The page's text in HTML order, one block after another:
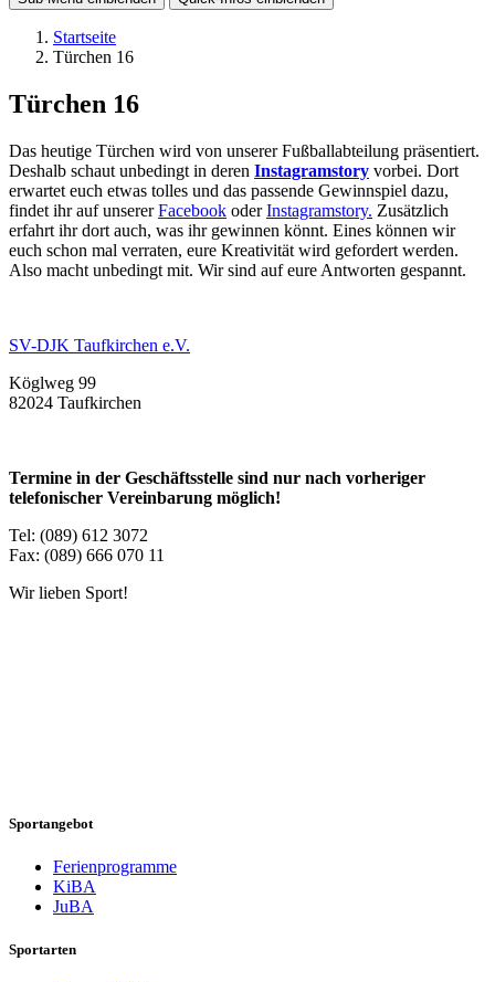
Startseite
Türchen 16
Türchen 16
Das heutige Türchen wird von unserer Fußballabteilung präsentiert.
Deshalb schaut unbedingt in deren Instagramstory vorbei. Dort
erwartet euch etwas tolles und das passende Gewinnspiel dazu,
findet ihr auf unsererFacebook oderInstagramstory. Zusätzlich
erfahrt ihr dort auch, was ihr gewinnen könnt. Eines können wir
euch schon mal verraten, eure Kreativität wird gefordert werden.
Also macht unbedingt mit. Wir sind auf eure Antworten gespannt.
SV-DJK Taufkirchen e.V.
Köglweg 99
82024 Taufkirchen
Termine in der Geschäftsstelle sind nur nach vorheriger
telefonischer Vereinbarung möglich!
Tel: (089) 612 3072
Fax: (089) 666 070 11
Wir lieben Sport!
Sportangebot
Ferienprogramme
KiBA
JuBA
Sportarten